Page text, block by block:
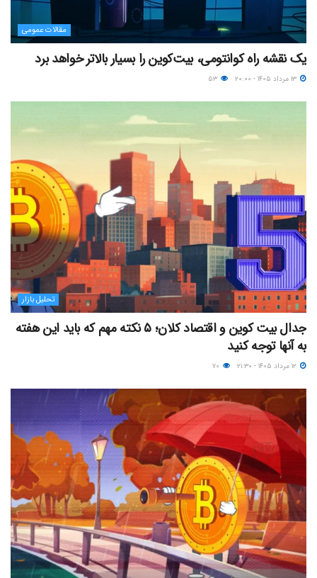
مقالات عمومی
یک نقشه راه کوانتومی، بیت‌کوین را بسیار بالاتر خواهد برد
تحلیل بازار
جدال بیت کوین و اقتصاد کلان؛ ۵ نکته مهم که باید این هفته
به آنها توجه کنید